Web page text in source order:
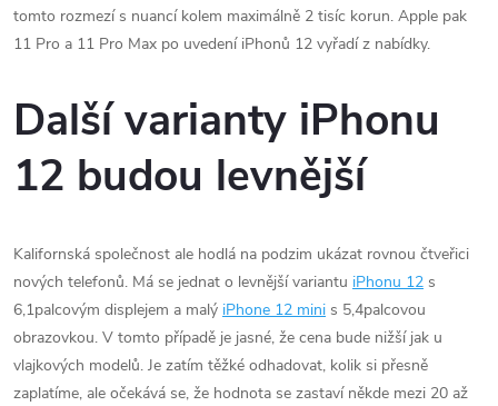
tomto rozmezí s nuancí kolem maximálně 2 tisíc korun. Apple pak
11 Pro a 11 Pro Max po uvedení iPhonů 12 vyřadí z nabídky.
Další varianty iPhonu
12 budou levnější
Kalifornská společnost ale hodlá na podzim ukázat rovnou čtveřici
nových telefonů. Má se jednat o levnější variantu iPhonu 12 s
6,1palcovým displejem a malý iPhone 12 mini s 5,4palcovou
obrazovkou. V tomto případě je jasné, že cena bude nižší jak u
vlajkových modelů. Je zatím těžké odhadovat, kolik si přesně
zaplatíme, ale očekává se, že hodnota se zastaví někde mezi 20 až